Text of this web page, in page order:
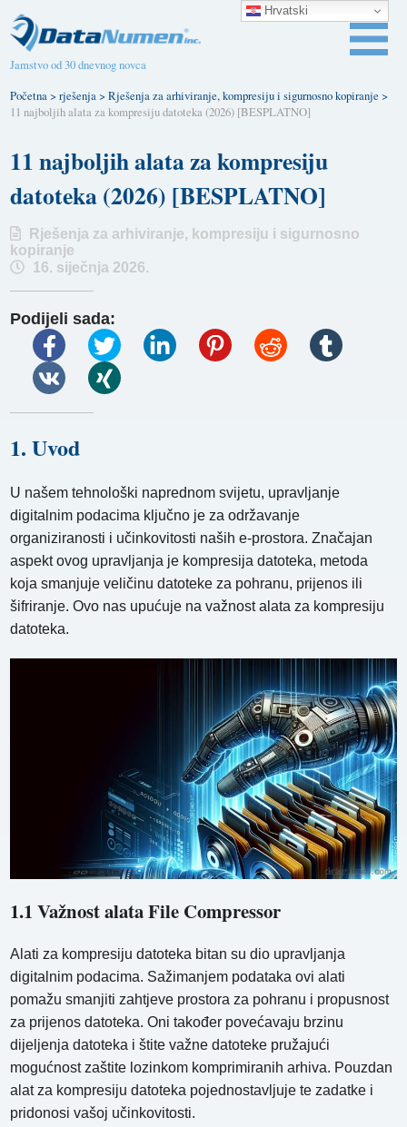
Jamstvo od 30 dnevnog novca
Početna>rješenja>Rješenja za arhiviranje, kompresiju i sigurnosno kopiranje >
11 najboljih alata za kompresiju datoteka (2026) [BESPLATNO]
11 najboljih alata za kompresiju
datoteka (2026) [BESPLATNO]
Rješenja za arhiviranje, kompresiju i sigurnosno
kopiranje
16. siječnja 2026.
Podijeli sada:
1. Uvod
U našem tehnološki naprednom svijetu, upravljanje
digitalnim podacima ključno je za održavanje
organiziranosti i učinkovitosti naših e-prostora. Značajan
aspekt ovog upravljanja je kompresija datoteka, metoda
koja smanjuje veličinu datoteke za pohranu, prijenos ili
šifriranje. Ovo nas upućuje na važnost alata za kompresiju
datoteka.
1.1 Važnost alata File Compressor
Alati za kompresiju datoteka bitan su dio upravljanja
digitalnim podacima. Sažimanjem podataka ovi alati
pomažu smanjiti zahtjeve prostora za pohranu i propusnost
za prijenos datoteka. Oni također povećavaju brzinu
dijeljenja datoteka i štite važne datoteke pružajući
mogućnost zaštite lozinkom komprimiranih arhiva. Pouzdan
alat za kompresiju datoteka pojednostavljuje te zadatke i
pridonosi vašoj učinkovitosti.
Hrvatski